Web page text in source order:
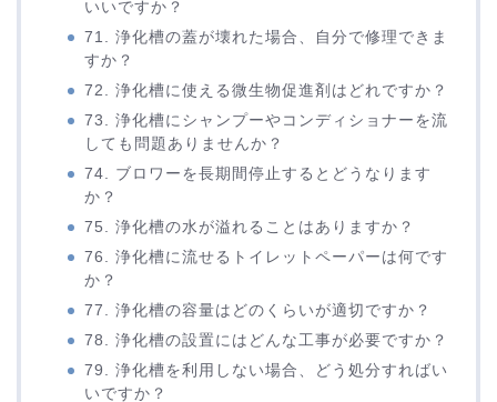
いいですか？
71. 浄化槽の蓋が壊れた場合、自分で修理できま
すか？
72. 浄化槽に使える微生物促進剤はどれですか？
73. 浄化槽にシャンプーやコンディショナーを流
しても問題ありませんか？
74. ブロワーを長期間停止するとどうなります
か？
75. 浄化槽の水が溢れることはありますか？
76. 浄化槽に流せるトイレットペーパーは何です
か？
77. 浄化槽の容量はどのくらいが適切ですか？
78. 浄化槽の設置にはどんな工事が必要ですか？
79. 浄化槽を利用しない場合、どう処分すればい
いですか？